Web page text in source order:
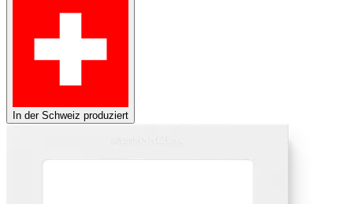
In der Schweiz produziert